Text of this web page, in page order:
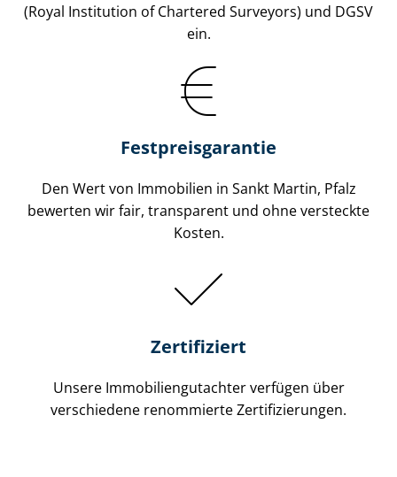
(Royal Institution of Chartered Surveyors) und DGSV
ein.
Festpreis​garantie
Den Wert von Immobilien in Sankt Martin, Pfalz
bewerten wir fair, transparent und ohne versteckte
Kosten.
Zertifiziert
Unsere Immobilien­gutachter verfügen über
verschiedene renommierte Zer­ti­fi­zie­run­gen.